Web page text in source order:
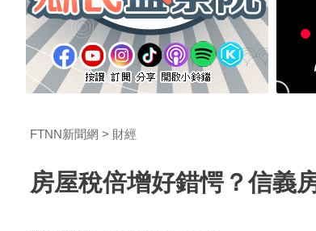
FTNN新聞網 財經
房屋稅倍增好錯愕？信義